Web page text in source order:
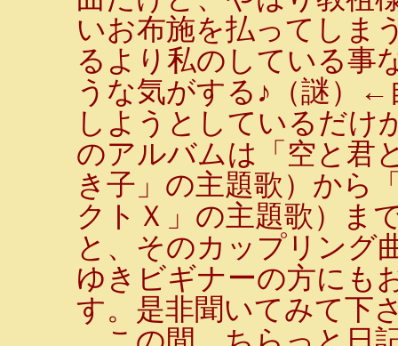
いお布施を払ってしま
るより私のしている事
うな気がする♪（謎）←
しようとしているだけ
のアルバムは「空と君
き子」の主題歌）から
クトＸ」の主題歌）ま
と、そのカップリング
ゆきビギナーの方にも
す。是非聞いてみて下